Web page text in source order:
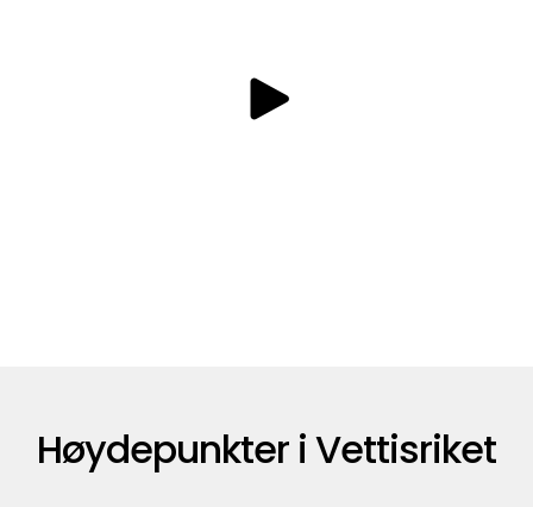
Høydepunkter i Vettisriket